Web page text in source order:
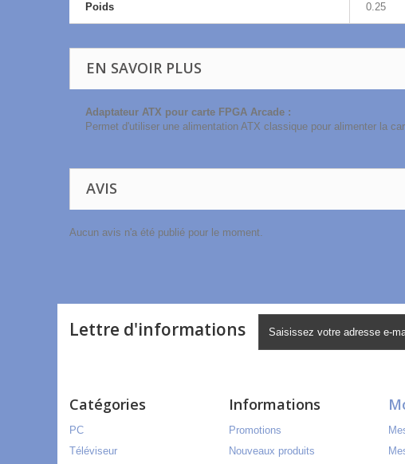
Poids 0.25
EN SAVOIR PLUS
Adaptateur ATX pour carte FPGA Arcade :
Permet d'utiliser une alimentation ATX classique pour alimenter la
AVIS
Aucun avis n'a été publié pour le moment.
Lettre d'informations
Catégories
PC
Téléviseur
Informations
Promotions
Nouveaux produits